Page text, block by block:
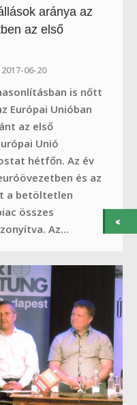
aránya az
az első
2017-06-20
is nőtt
Európai Unióban
az első
Unió
hétfőn. Az év
és az
a betöltetlen
összes
Az…